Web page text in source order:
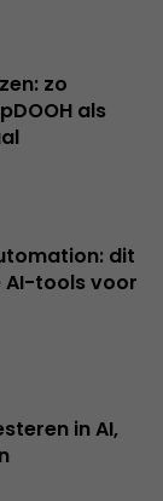
zo
als
dit
AI-tools voor
in AI,